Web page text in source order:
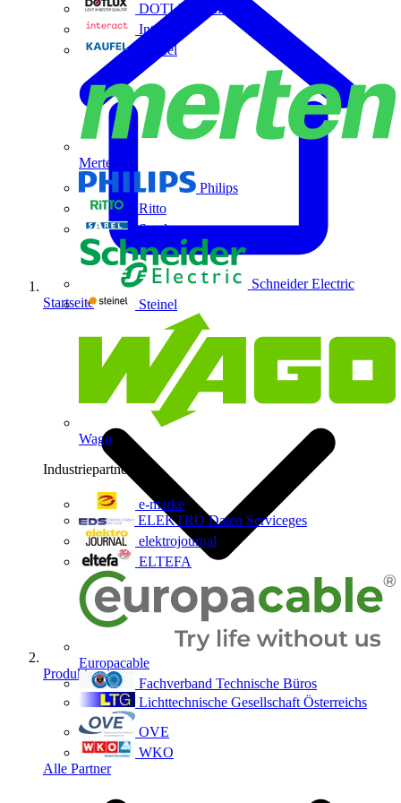
DOTLUX GmbH
Interact
Kaufel
Merten
Philips
Ritto
Sarel
Schneider Electric
Steinel
Wago
Industriepartner
e-marke
ELEKTRO Daten Serviceges
elektrojournal
ELTEFA
Europacable
Fachverband Technische Büros
Lichttechnische Gesellschaft Österreichs
OVE
WKO
Alle Partner
Startseite
Produkte